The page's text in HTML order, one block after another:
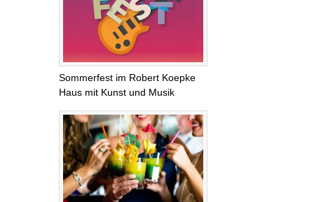
Sommerfest im Robert Koepke
Haus mit Kunst und Musik